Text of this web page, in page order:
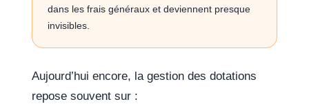
dans les frais généraux et deviennent presque
invisibles.
Aujourd’hui encore, la gestion des dotations
repose souvent sur :